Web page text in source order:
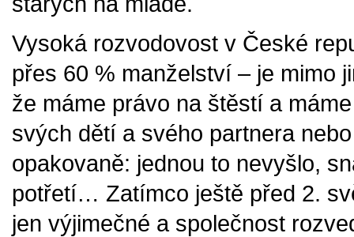
Vysoká rozvodovost v České
přes 60 % manželství – je mimo
že máme právo na štěstí a
svých dětí a svého partnera
opakovaně: jednou to nevyšlo,
potřetí… Zatímco ještě před 2.
jen výjimečné a společnost